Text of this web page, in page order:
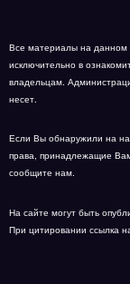
Все материалы на данном
исключительно в
владельцам.
несет.
Если Вы обнаружили на
права, принадлежащие
сообщите нам.
На сайте могут быть
При цитировании ссылка